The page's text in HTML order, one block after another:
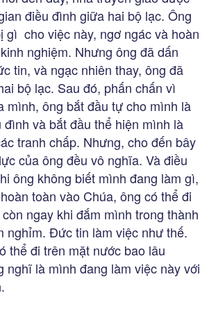
điều đình giữa hai bộ lạc. Ông
gì cho việc này, ngơ ngác và hoàn
nghiệm. Nhưng ông đã dấn
tin, và ngạc nhiên thay, ông đã
bộ lạc. Sau đó, phấn chấn vì
mình, ông bắt đầu tự cho mình là
đình và bắt đầu thể hiện mình là
tranh chấp. Nhưng, cho đến bây
của ông đều vô nghĩa. Và điều
ông không biết mình đang làm gì,
toàn vào Chúa, ông có thể đi
ngay khi đắm mình trong thành
nghỉm. Đức tin làm việc như thế.
thể đi trên mặt nước bao lâu
nghĩ là mình đang làm việc này với